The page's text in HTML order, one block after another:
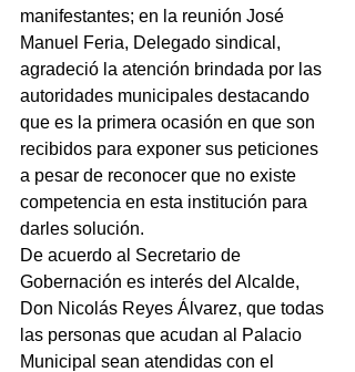
manifestantes; en la reunión José
Manuel Feria, Delegado sindical,
agradeció la atención brindada por las
autoridades municipales destacando
que es la primera ocasión en que son
recibidos para exponer sus peticiones
a pesar de reconocer que no existe
competencia en esta institución para
darles solución.
De acuerdo al Secretario de
Gobernación es interés del Alcalde,
Don Nicolás Reyes Álvarez, que todas
las personas que acudan al Palacio
Municipal sean atendidas con el